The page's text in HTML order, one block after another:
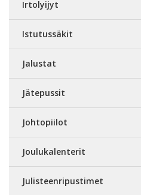
Irtolyijyt
Istutussäkit
Jalustat
Jätepussit
Johtopiilot
Joulukalenterit
Julisteenripustimet